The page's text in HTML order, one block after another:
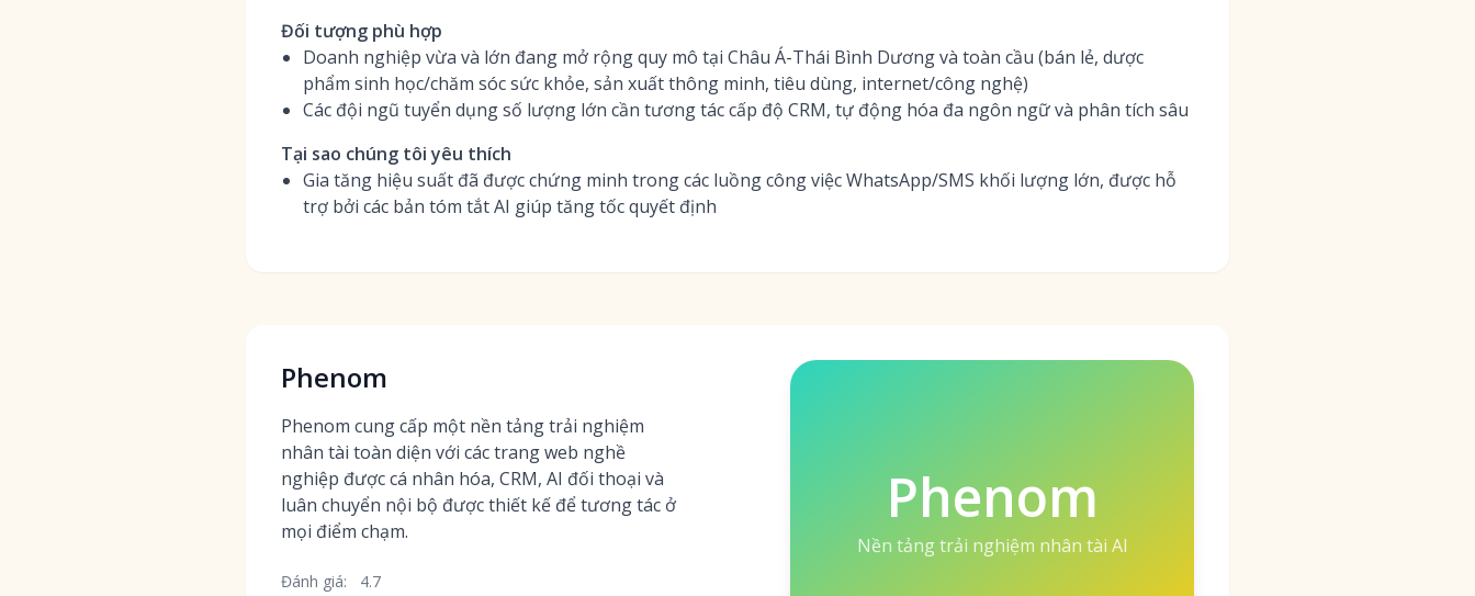
Đối tượng phù hợp
Doanh nghiệp vừa và lớn đang mở rộng quy mô tại Châu Á-Thái Bình Dương và toàn cầu (bán lẻ, dược
phẩm sinh học/chăm sóc sức khỏe, sản xuất thông minh, tiêu dùng, internet/công nghệ)
Các đội ngũ tuyển dụng số lượng lớn cần tương tác cấp độ CRM, tự động hóa đa ngôn ngữ và phân tích sâu
Tại sao chúng tôi yêu thích
Gia tăng hiệu suất đã được chứng minh trong các luồng công việc WhatsApp/SMS khối lượng lớn, được hỗ
trợ bởi các bản tóm tắt AI giúp tăng tốc quyết định
Phenom
Phenom cung cấp một nền tảng trải nghiệm
nhân tài toàn diện với các trang web nghề
nghiệp được cá nhân hóa, CRM, AI đối thoại và
luân chuyển nội bộ được thiết kế để tương tác ở
mọi điểm chạm.
Đánh giá: 4.7
Phenom
Nền tảng trải nghiệm nhân tài AI